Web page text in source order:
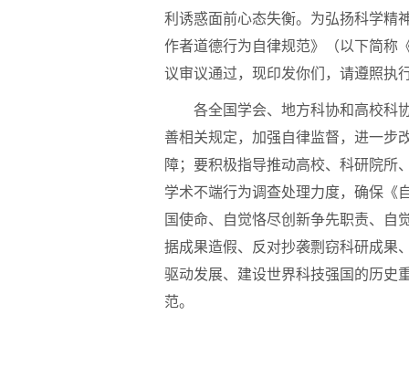
利诱惑面前心态失衡。为弘扬科学精
作者道德行为自律规范》（以下简称
议审议通过，现印发你们，请遵照执
各全国学会、地方科协和高校科协
善相关规定，加强自律监督，进一步
障；要积极指导推动高校、科研院所
学术不端行为调查处理力度，确保《
国使命、自觉恪尽创新争先职责、自
据成果造假、反对抄袭剽窃科研成果
驱动发展、建设世界科技强国的历史
范。